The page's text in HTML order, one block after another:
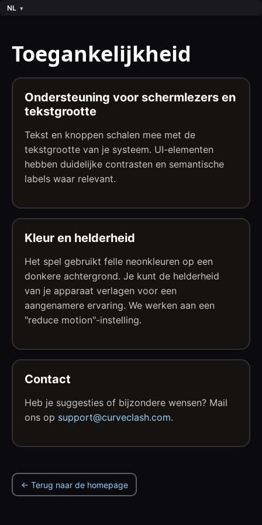
NL
Toegankelijkheid
Ondersteuning voor schermlezers en
tekstgrootte
Tekst en knoppen schalen mee met de
tekstgrootte van je systeem. UI-elementen
hebben duidelijke contrasten en semantische
labels waar relevant.
Kleur en helderheid
Het spel gebruikt felle neonkleuren op een
donkere achtergrond. Je kunt de helderheid
van je apparaat verlagen voor een
aangenamere ervaring. We werken aan een
"reduce motion"-instelling.
Contact
Heb je suggesties of bijzondere wensen? Mail
ons op support@curveclash.com.
← Terug naar de homepage